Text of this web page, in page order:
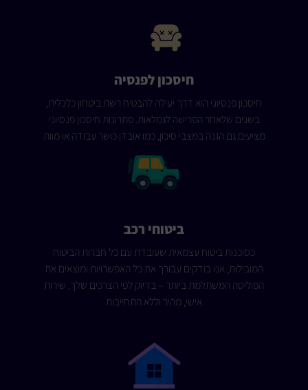
חיסכון לפנסיה
חיסכון פנסיוני הוא דרך יעילה להבטיח רשת ביטחון כלכלית,
בשנים שלאחר הפרישה לגמלאות. פתרונות חיסכון פנסיוני
מציעים גם הגנה במצבי סיכון, כמו אובדן כושר עבודה או מוות
ביטוחי רכב
כסוכנות ביטוח עצמאית שעובדת עם כל חברות הביטוח
המובילות, אנו בודקים עבורך את כל האפשרויות ומוצאים את
הפוליסה המשתלמת ביותר – בדיוק לפי הצרכים שלך. שירות
אישי, מהיר וללא התחייבות